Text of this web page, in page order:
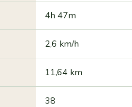
4h 47m
2,6 km/h
11,64 km
38